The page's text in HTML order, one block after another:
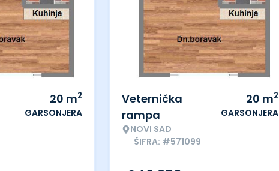
20 m2
GARSONJERA
Veternička
rampa
NOVI SAD
ŠIFRA: #571099
20 m2
GARSONJERA